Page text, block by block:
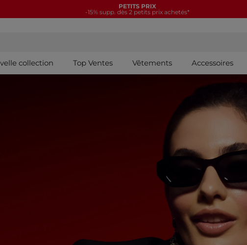
NOUVELLE COLLECTION
15€ offerts tous les 70€*
collection Top Ventes Vêtements Accessoires